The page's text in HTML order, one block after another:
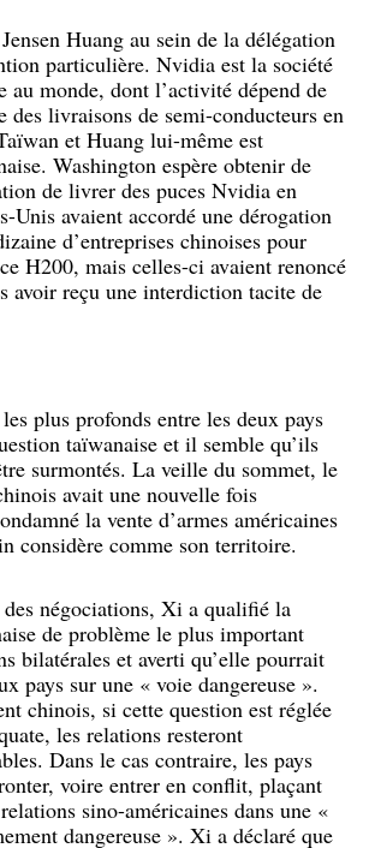
Huang au sein de la délégation
particulière. Nvidia est la société
au monde, dont l’activité dépend de
des livraisons de semi-conducteurs en
et Huang lui-même est
Washington espère obtenir de
de livrer des puces Nvidia en
Unis avaient accordé une dérogation
d’entreprises chinoises pour
H200, mais celles-ci avaient renoncé
avoir reçu une interdiction tacite de
plus profonds entre les deux pays
taïwanaise et il semble qu’ils
surmontés. La veille du sommet, le
avait une nouvelle fois
la vente d’armes américaines
considère comme son territoire.
des négociations, Xi a qualifié la
de problème le plus important
bilatérales et averti qu’elle pourrait
pays sur une « voie dangereuse ».
chinois, si cette question est réglée
les relations resteront
Dans le cas contraire, les pays
voire entrer en conflit, plaçant
sino-américaines dans une «
dangereuse ». Xi a déclaré que